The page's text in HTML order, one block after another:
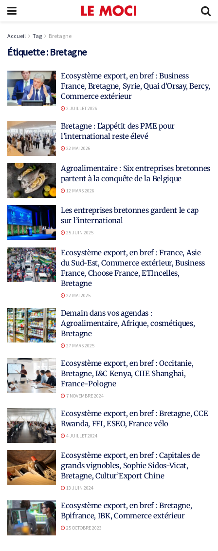
Accueil Tag Bretagne
Étiquette : Bretagne
Ecosystème export, en bref : Business
France, Bretagne, Syrie, Quai d’Orsay, Bercy,
Commerce extérieur
2 JUILLET 2026
Bretagne : L’appétit des PME pour
l’international reste élevé
22 MAI 2026
Agroalimentaire : Six entreprises bretonnes
partent à la conquête de la Belgique
12 MARS 2026
Les entreprises bretonnes gardent le cap
sur l’international
25 JUIN 2025
Ecosystème export, en bref : France, Asie
du Sud-Est, Commerce extérieur, Business
France, Choose France, ETIncelles,
Bretagne
22 MAI 2025
Demain dans vos agendas :
Agroalimentaire, Afrique, cosmétiques,
Bretagne
27 MARS 2025
Ecosystème export, en bref : Occitanie,
Bretagne, I&C Kenya, CIIE Shanghai,
France-Pologne
7 NOVEMBRE 2024
Ecosystème export, en bref : Bretagne, CCE
Rwanda, FFI, ESEO, France vélo
4 JUILLET 2024
Ecosystème export, en bref : Capitales de
grands vignobles, Sophie Sidos-Vicat,
Bretagne, Cultur’Export Chine
13 JUIN 2024
Ecosystème export, en bref : Bretagne,
Bpifrance, IBK, Commerce extérieur
25 OCTOBRE 2023